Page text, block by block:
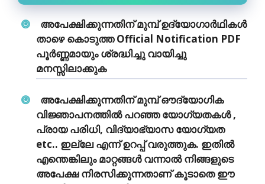
അപേക്ഷിക്കുന്നതിന് മുമ്പ് ഉദ്യോഗാര്‍ഥികള്‍
താഴെ കൊടുത്ത Official Notification PDF
പൂര്‍ണ്ണമായും ശ്രദ്ധിച്ചു വായിച്ചു
മനസ്സിലാക്കുക
അപേക്ഷിക്കുന്നതിന് മുമ്പ് ഔദ്യോഗിക
വിജ്ഞാപനത്തില്‍ പറഞ്ഞ യോഗ്യതകള്‍ ,
പ്രായ പരിധി, വിദ്യാഭ്യാസ യോഗ്യത
etc.. ഇല്ലേ എന്ന് ഉറപ്പ് വരുത്തുക. ഇതില്‍
എന്തെങ്കിലും മാറ്റങ്ങള്‍ വന്നാല്‍ നിങ്ങളുടെ
അപേക്ഷ നിരസിക്കുന്നതാണ് കൂടാതെ ഈ